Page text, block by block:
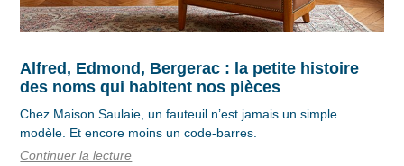
Alfred, Edmond, Bergerac : la petite histoire
des noms qui habitent nos pièces
Chez Maison Saulaie, un fauteuil n’est jamais un simple
modèle. Et encore moins un code-barres.
Continuer la lecture